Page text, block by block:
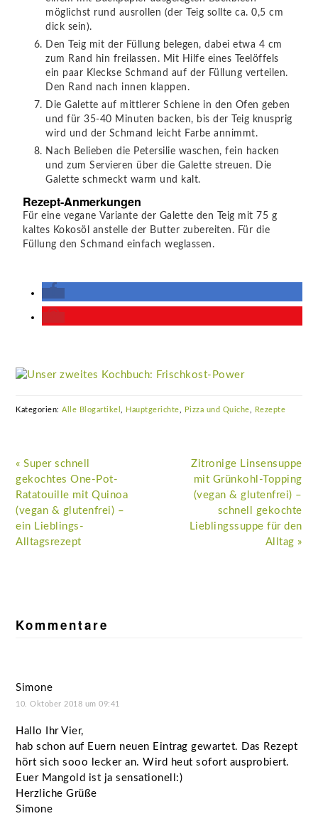
möglichst rund ausrollen (der Teig sollte ca. 0,5 cm
dick sein).
Den Teig mit der Füllung belegen, dabei etwa 4 cm
zum Rand hin freilassen. Mit Hilfe eines Teelöffels
ein paar Kleckse Schmand auf der Füllung verteilen.
Den Rand nach innen klappen.
Die Galette auf mittlerer Schiene in den Ofen geben
und für 35-40 Minuten backen, bis der Teig knusprig
wird und der Schmand leicht Farbe annimmt.
Nach Belieben die Petersilie waschen, fein hacken
und zum Servieren über die Galette streuen. Die
Galette schmeckt warm und kalt.
Rezept-Anmerkungen
Für eine vegane Variante der Galette den Teig mit 75 g
kaltes Kokosöl anstelle der Butter zubereiten. Für die
Füllung den Schmand einfach weglassen.
Kategorien:Alle Blogartikel Hauptgerichte Pizza und Quiche Rezepte
Vorheriger
Beitrag:
« Super schnell
gekochtes One-Pot-
Ratatouille mit Quinoa
(vegan & glutenfrei) –
ein Lieblings-
Alltagsrezept
Nächster
Beitrag:
Zitronige Linsensuppe
mit Grünkohl-Topping
(vegan & glutenfrei) –
schnell gekochte
Lieblingssuppe für den
Alltag »
Kommentare
Simone
10. Oktober 2018 um 09:41
Hallo Ihr Vier,
hab schon auf Euern neuen Eintrag gewartet. Das Rezept
hört sich sooo lecker an. Wird heut sofort ausprobiert.
Euer Mangold ist ja sensationell:)
Herzliche Grüße
Simone